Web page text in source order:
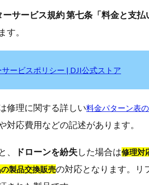
ーサービス規約 第七条「料金と支払
す。
ービスポリシー | DJI公式ストア
修理に関する詳しい料金パターン表
対応費用などの記述があります。
、 ドローンを紛失した場合は修理対
製品交換販売の対応となります。リ